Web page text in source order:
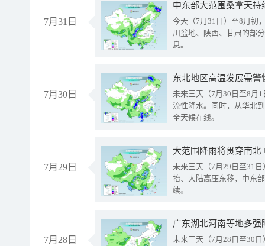
7月31日
中东部大范围桑拿天
今天（7月31日）至8月初
川盆地、陕西、甘肃的部
息。
7月30日
东北地区高温发展需
未来三天（7月30日至8月
流性降水。同时，从华北
全天候在线。
7月29日
大范围降雨将贯穿南
未来三天（7月29日至31
抬、大陆高压东移，中东
续。
7月28日
广东湖北河南等地多
未来三天（7月28日至30